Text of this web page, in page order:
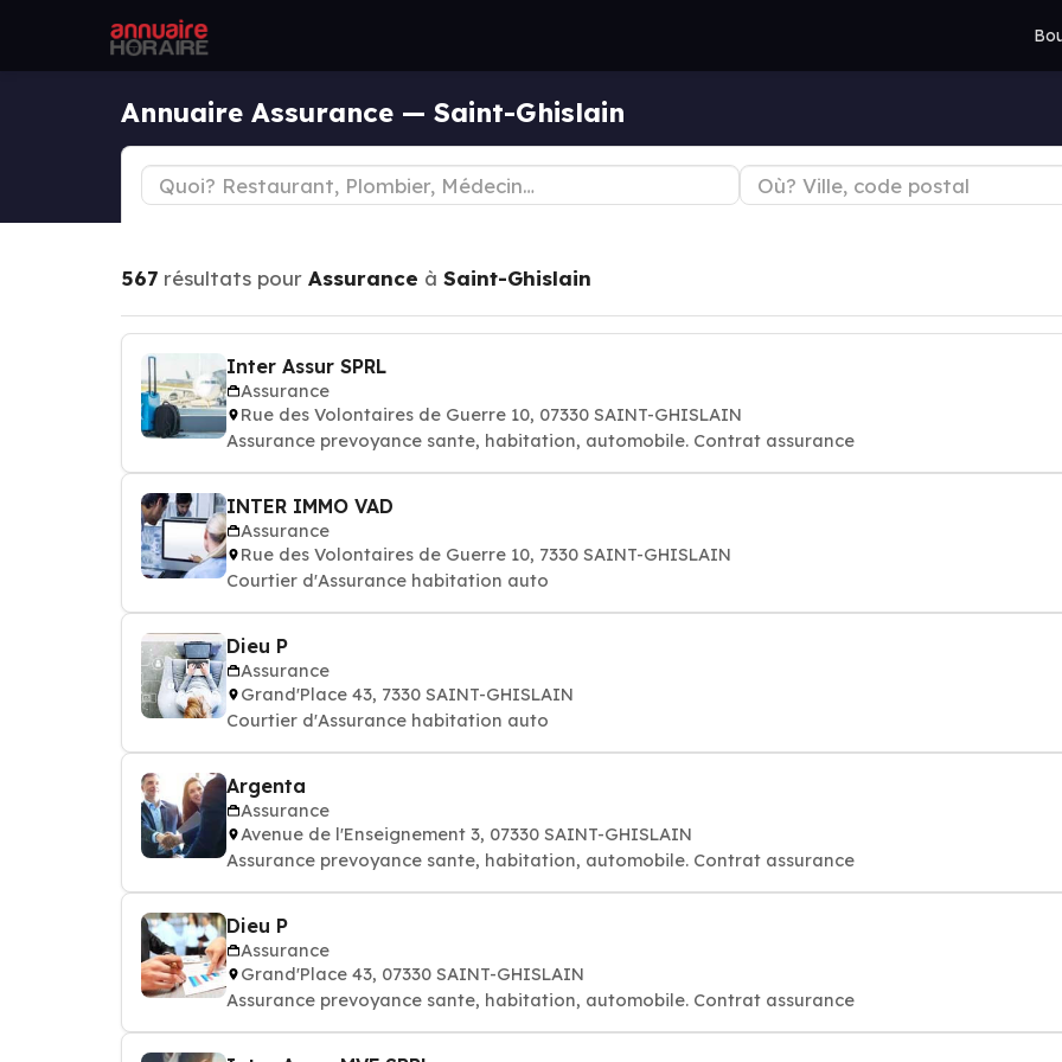
Annuaire Assurance — Saint-Ghislain
567 résultats pour Assurance à Saint-Ghislain
Inter Assur SPRL
Assurance
Rue des Volontaires de Guerre 10, 07330 SAINT-GHISLAIN
Assurance prevoyance sante, habitation, automobile. Contrat assurance
INTER IMMO VAD
Assurance
Rue des Volontaires de Guerre 10, 7330 SAINT-GHISLAIN
Courtier d'Assurance habitation auto
Dieu P
Assurance
Grand'Place 43, 7330 SAINT-GHISLAIN
Courtier d'Assurance habitation auto
Argenta
Assurance
Avenue de l'Enseignement 3, 07330 SAINT-GHISLAIN
Assurance prevoyance sante, habitation, automobile. Contrat assurance
Dieu P
Assurance
Grand'Place 43, 07330 SAINT-GHISLAIN
Assurance prevoyance sante, habitation, automobile. Contrat assurance